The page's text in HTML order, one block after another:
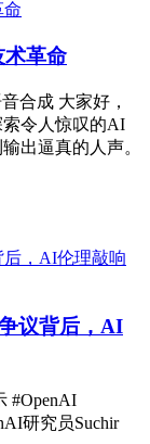
术革命
合成 大家好，
令人惊叹的AI
出逼真的人声。
议背后，AI
#OpenAI
研究员Suchir